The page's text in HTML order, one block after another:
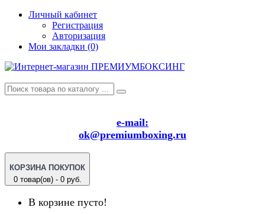
Личный кабинет
Регистрация
Авторизация
Мои закладки (0)
e-mail:
ok@premiumboxing.ru
КОРЗИНА ПОКУПОК
0 товар(ов) - 0 руб.
В корзине пусто!